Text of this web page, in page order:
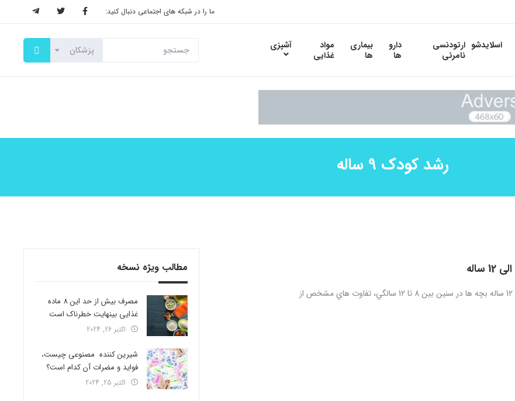
ما را در شبکه های اجتماعی دنبال کنید:
اسلایدشو ارتودنسی
نامرئی
دارو
ها
بیماری
ها
مواد
غذایی
آشپزی
رشد کودک 9 ساله
رشد کودک 8 الی 12 ساله بچه ها در سنين بين 8 تا 12 سالگي، تفاوت هاي مشخص از
مطالب ویژه نسخه
مصرف بیش از حد این 8 ماده
غذایی بینهایت خطرناک است
اکتبر 26, 2024
شیرین کننده مصنوعی چیست،
فواید و مضرات آن کدام است؟
اکتبر 25, 2024